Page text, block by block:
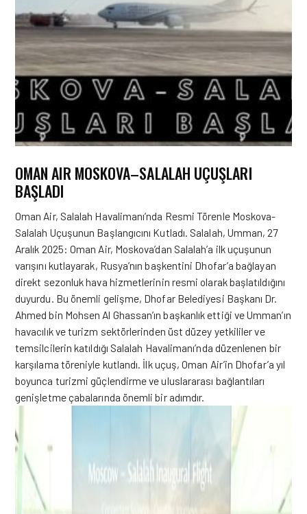
OMAN AIR MOSKOVA–SALALAH UÇUŞLARI
BAŞLADI
Oman Air, Salalah Havalimanı’nda Resmi Törenle Moskova-
Salalah Uçuşunun Başlangıcını Kutladı. Salalah, Umman, 27
Aralık 2025: Oman Air, Moskova’dan Salalah’a ilk uçuşunun
varışını kutlayarak, Rusya’nın başkentini Dhofar’a bağlayan
direkt sezonluk hava hizmetlerinin resmi olarak başlatıldığını
duyurdu. Bu önemli gelişme, Dhofar Belediyesi Başkanı Dr.
Ahmed bin Mohsen Al Ghassan’ın başkanlık ettiği ve Umman’ın
havacılık ve turizm sektörlerinden üst düzey yetkililer ve
temsilcilerin katıldığı Salalah Havalimanı’nda düzenlenen bir
karşılama töreniyle kutlandı. İlk uçuş, Oman Air’in Dhofar’a yıl
boyunca turizmi güçlendirme ve uluslararası bağlantıları
genişletme çabalarında önemli bir adımdır.